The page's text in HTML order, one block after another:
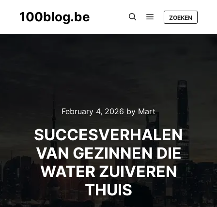
100blog.be ZOEKEN
February 4, 2026 by Mart
SUCCESVERHALEN
VAN GEZINNEN DIE
WATER ZUIVEREN
THUIS